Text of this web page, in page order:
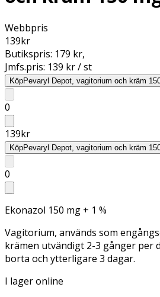
Webbpris
139kr
Butikspris: 179 kr,
Jmfs.pris: 139 kr / st
KöpPevaryl Depot, vagitorium och kräm
0
139kr
KöpPevaryl Depot, vagitorium och kräm
0
Ekonazol 150 mg + 1 %
Vagitorium, används som
krämen utvändigt 2-3 gånger per
borta och ytterligare 3 dagar.
I lager online